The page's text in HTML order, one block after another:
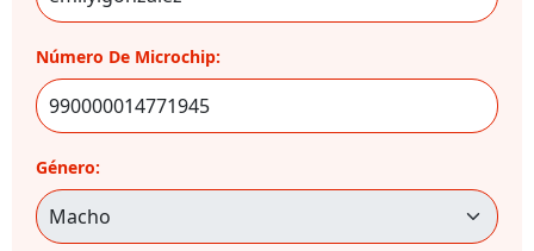
Número De Microchip:
Género: